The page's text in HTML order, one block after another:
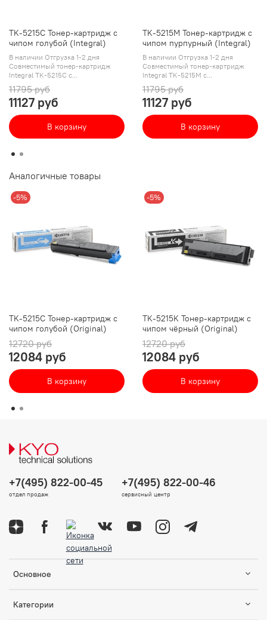
TK-5215C Тонер-картридж с
чипом голубой (Integral)
В наличии Отгрузка 1-2 дня
Совместимый тонер-картридж
Integral TK-5215C с...
11795 руб
11127 руб
В корзину
TK-5215M Тонер-картридж с
чипом пурпурный (Integral)
В наличии Отгрузка 1-2 дня
Совместимый тонер-картридж
Integral TK-5215M с...
11795 руб
11127 руб
В корзину
Аналогичные товары
-5%
TK-5215C Тонер-картридж с
чипом голубой (Original)
12720 руб
12084 руб
В корзину
-5%
TK-5215K Тонер-картридж с
чипом чёрный (Original)
12720 руб
12084 руб
В корзину
Основное
Категории
+7(495) 822-00-45
отдел продаж
+7(495) 822-00-46
сервисный центр